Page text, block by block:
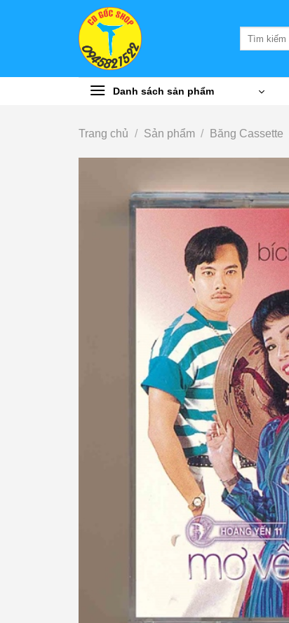
Danh sách sản phẩm
Trang chủ / Sản phẩm / Băng Cassette